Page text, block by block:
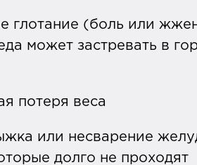
глотание (боль или
может застревать в
потеря веса
или несварение
долго не проходят